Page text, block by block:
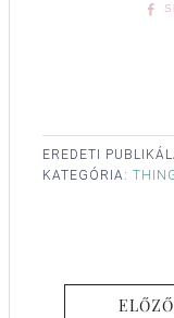
EREDETI
KATEGÓRIA:
ELŐZŐ